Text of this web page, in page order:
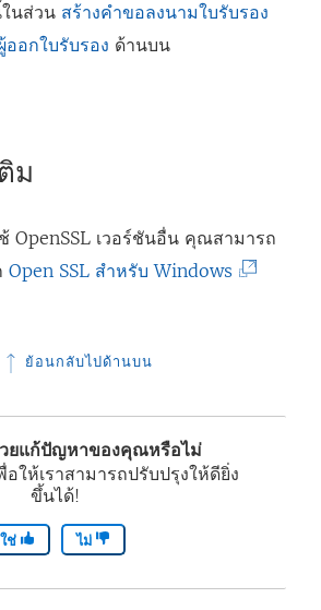
นส่วน สร้างคำขอลงนามใบรับรอง
ออกใบรับรอง ด้านบน
ม
OpenSSL เวอร์ชันอื่น คุณสามารถ
Open SSL สำหรับ Windows
เ
ย้อนกลับไปด้านบน
ยแก้ปัญหาของคุณหรือไม่
อให้เราสามารถปรับปรุงให้ดียิ่ง
ขึ้นได้!
ใช่ ไม่